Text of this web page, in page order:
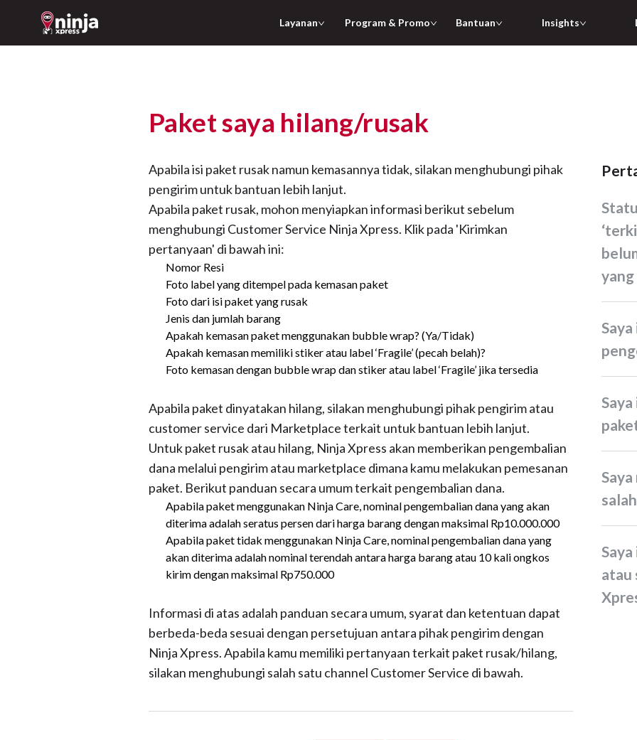
Layanan Program & Promo Bantuan Insights
Paket saya hilang/rusak
Apabila isi paket rusak namun kemasannya tidak, silakan menghubungi pihak
pengirim untuk bantuan lebih lanjut.
Apabila paket rusak, mohon menyiapkan informasi berikut sebelum
menghubungi Customer Service Ninja Xpress. Klik pada 'Kirimkan
pertanyaan' di bawah ini:
Nomor Resi
Foto label yang ditempel pada kemasan paket
Foto dari isi paket yang rusak
Jenis dan jumlah barang
Apakah kemasan paket menggunakan bubble wrap? (Ya/Tidak)
Apakah kemasan memiliki stiker atau label ‘Fragile’ (pecah belah)?
Foto kemasan dengan bubble wrap dan stiker atau label ‘Fragile’ jika tersedia
Apabila paket dinyatakan hilang, silakan menghubungi pihak pengirim atau
customer service dari Marketplace terkait untuk bantuan lebih lanjut.
Untuk paket rusak atau hilang, Ninja Xpress akan memberikan pengembalian
dana melalui pengirim atau marketplace dimana kamu melakukan pemesanan
paket. Berikut panduan secara umum terkait pengembalian dana.
Apabila paket menggunakan Ninja Care, nominal pengembalian dana yang akan
diterima adalah seratus persen dari harga barang dengan maksimal Rp10.000.000
Apabila paket tidak menggunakan Ninja Care, nominal pengembalian dana yang
akan diterima adalah nominal terendah antara harga barang atau 10 kali ongkos
kirim dengan maksimal Rp750.000
Informasi di atas adalah panduan secara umum, syarat dan ketentuan dapat
berbeda-beda sesuai dengan persetujuan antara pihak pengirim dengan
Ninja Xpress. Apabila kamu memiliki pertanyaan terkait paket rusak/hilang,
silakan menghubungi salah satu channel Customer Service di bawah.
Status paket saya berhasil
yang
Saya ingin melakukan
Saya ingin membatalkan
Saya menerima paket yang
salah
Saya ingin memberikan kritik
atau